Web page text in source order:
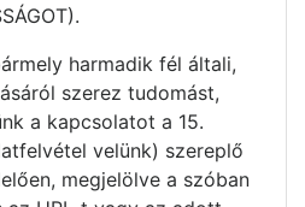
harmadik fél általi,
szerez tudomást,
a kapcsolatot a 15.
velünk) szereplő
megjelölve a szóban